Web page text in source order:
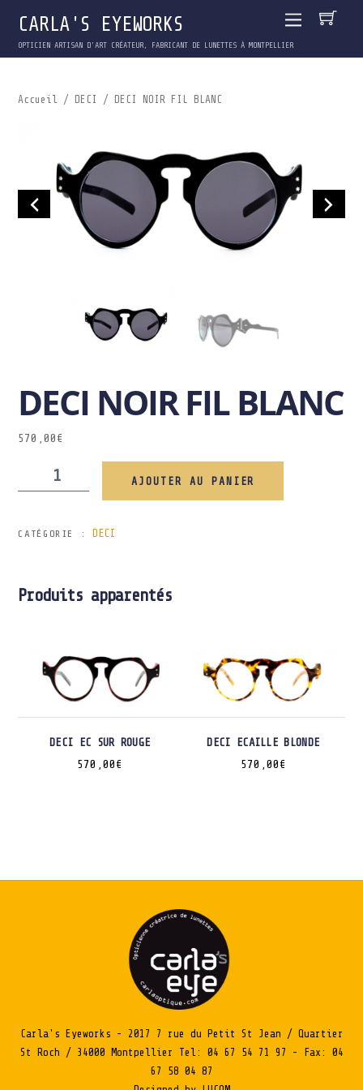
CARLA'S EYEWORKS
OPTICIEN ARTISAN D'ART CRÉATEUR, FABRICANT DE LUNETTES À MONTPELLIER
Accueil / DECI / DECI NOIR FIL BLANC
DECI NOIR FIL BLANC
570,00 €
AJOUTER AU PANIER
CATÉGORIE : DECI
Produits apparentés
DECI EC SUR ROUGE
570,00 €
DECI ECAILLE BLONDE
570,00 €
Carla's Eyeworks - 2017 7 rue du Petit St Jean / Quartier
St Roch / 34000 Montpellier Tel: 04 67 54 71 97 - Fax: 04
67 58 04 87